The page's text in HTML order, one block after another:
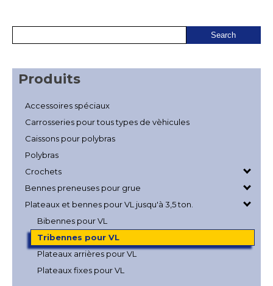
Produits
Accessoires spéciaux
Carrosseries pour tous types de vèhicules
Caissons pour polybras
Polybras
Crochets
Bennes preneuses pour grue
Plateaux et bennes pour VL jusqu'à 3,5 ton.
Bibennes pour VL
Tribennes pour VL
Plateaux arrières pour VL
Plateaux fixes pour VL